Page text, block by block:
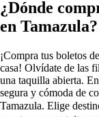
¿Dónde
en Tamazula?
¡Compra tus boletos
casa! Olvídate de las
una taquilla abierta.
segura y cómoda de
Tamazula. Elige